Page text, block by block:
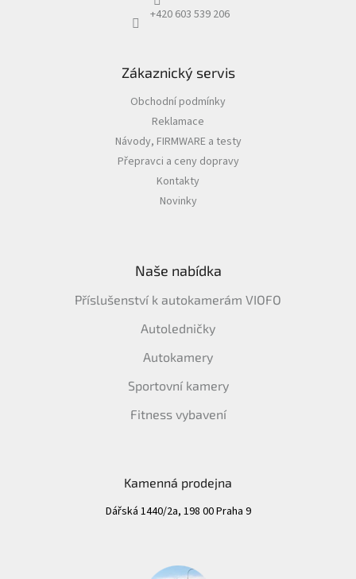
+420 603 539 206
Zákaznický servis
Obchodní podmínky
Reklamace
Návody, FIRMWARE a testy
Přepravci a ceny dopravy
Kontakty
Novinky
Naše nabídka
Příslušenství k autokamerám VIOFO
Autoledničky
Autokamery
Sportovní kamery
Fitness vybavení
Kamenná prodejna
Dářská 1440/2a, 198 00 Praha 9